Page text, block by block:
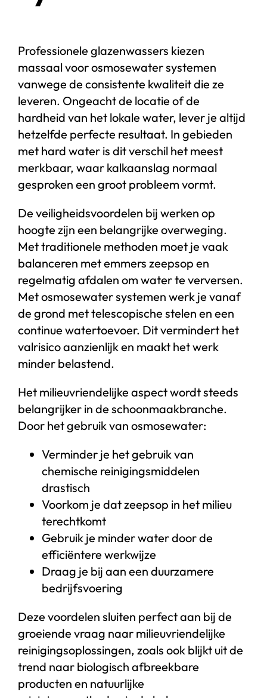
Professionele glazenwassers kiezen
massaal voor osmosewater systemen
vanwege de consistente kwaliteit die ze
leveren. Ongeacht de locatie of de
hardheid van het lokale water, lever je altijd
hetzelfde perfecte resultaat. In gebieden
met hard water is dit verschil het meest
merkbaar, waar kalkaanslag normaal
gesproken een groot probleem vormt.
De veiligheidsvoordelen bij werken op
hoogte zijn een belangrijke overweging.
Met traditionele methoden moet je vaak
balanceren met emmers zeepsop en
regelmatig afdalen om water te verversen.
Met osmosewater systemen werk je vanaf
de grond met telescopische stelen en een
continue watertoevoer. Dit vermindert het
valrisico aanzienlijk en maakt het werk
minder belastend.
Het milieuvriendelijke aspect wordt steeds
belangrijker in de schoonmaakbranche.
Door het gebruik van osmosewater:
Verminder je het gebruik van
chemische reinigingsmiddelen
drastisch
Voorkom je dat zeepsop in het milieu
terechtkomt
Gebruik je minder water door de
efficiëntere werkwijze
Draag je bij aan een duurzamere
bedrijfsvoering
Deze voordelen sluiten perfect aan bij de
groeiende vraag naar milieuvriendelijke
reinigingsoplossingen, zoals ook blijkt uit de
trend naar biologisch afbreekbare
producten en natuurlijke